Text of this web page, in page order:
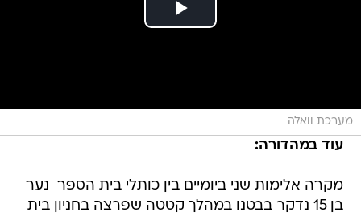
מערכת וואלה
עוד במהדורה:
מקרה אלימות שני ביומיים בין כותלי בית הספר  נער
בן 15 נדקר בבטנו במהלך קטטה שפרצה בחניון בית